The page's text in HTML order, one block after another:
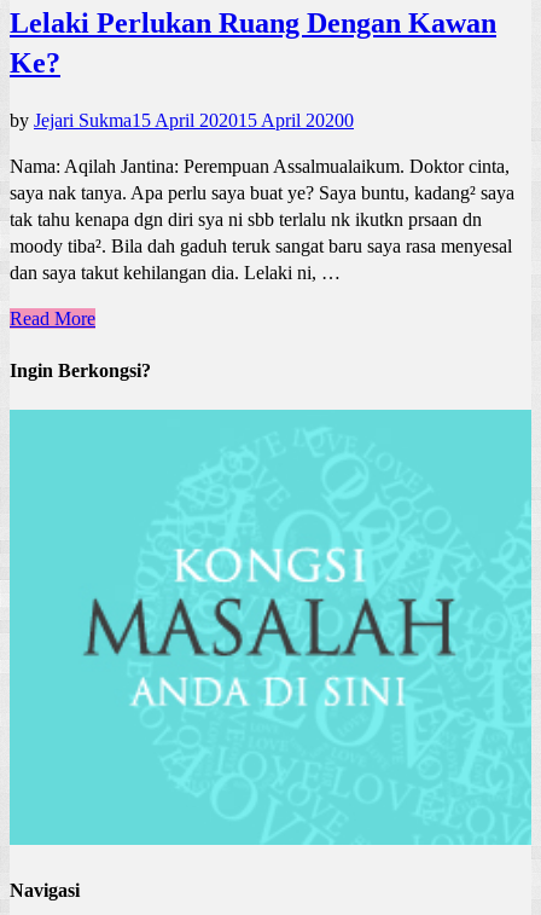
Lelaki Perlukan Ruang Dengan Kawan
Ke?
by Jejari Sukma15 April 202015 April 20200
Nama: Aqilah Jantina: Perempuan Assalmualaikum. Doktor cinta,
saya nak tanya. Apa perlu saya buat ye? Saya buntu, kadang² saya
tak tahu kenapa dgn diri sya ni sbb terlalu nk ikutkn prsaan dn
moody tiba². Bila dah gaduh teruk sangat baru saya rasa menyesal
dan saya takut kehilangan dia. Lelaki ni, …
Read More
Ingin Berkongsi?
Navigasi